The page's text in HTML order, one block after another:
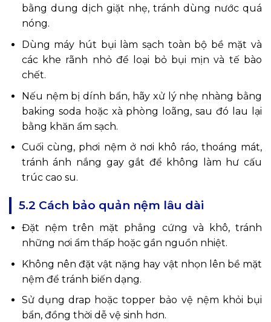
bằng dung dịch giặt nhẹ, tránh dùng nước quá
nóng.
Dùng máy hút bụi làm sạch toàn bộ bề mặt và
các khe rãnh nhỏ để loại bỏ bụi mịn và tế bào
chết.
Nếu nệm bị dính bẩn, hãy xử lý nhẹ nhàng bằng
baking soda hoặc xà phòng loãng, sau đó lau lại
bằng khăn ẩm sạch.
Cuối cùng, phơi nệm ở nơi khô ráo, thoáng mát,
tránh ánh nắng gay gắt để không làm hư cấu
trúc cao su.
5.2 Cách bảo quản nệm lâu dài
Đặt nệm trên mặt phẳng cứng và khô, tránh
những nơi ẩm thấp hoặc gần nguồn nhiệt.
Không nên đặt vật nặng hay vật nhọn lên bề mặt
nệm để tránh biến dạng.
Sử dụng drap hoặc topper bảo vệ nệm khỏi bụi
bẩn, đồng thời dễ vệ sinh hơn.